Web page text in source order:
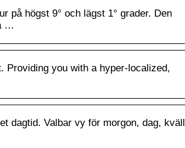
på högst 9° och lägst 1° grader. Den
…
Providing you with a hyper-localized,
dagtid. Valbar vy för morgon, dag, kväll